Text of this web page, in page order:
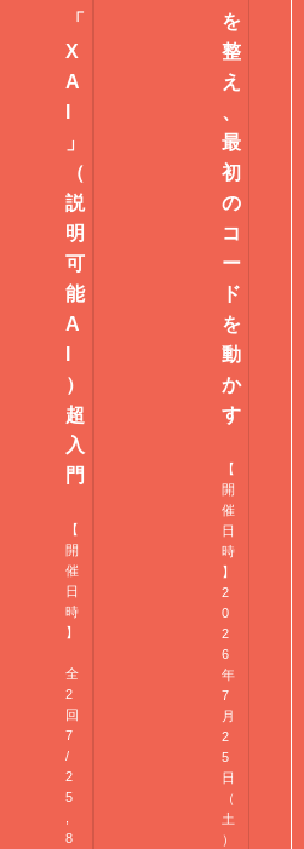
「
X
A
」
（
説
明
可
能
A
）
超
入
門
【
開
催
日
時
】
全
2
回
7
/
2
5
8
を
整
え
、
最
初
の
コ
ー
ド
を
動
か
す
【
開
催
日
時
】
2
0
2
6
年
7
月
2
5
日
（
土
）